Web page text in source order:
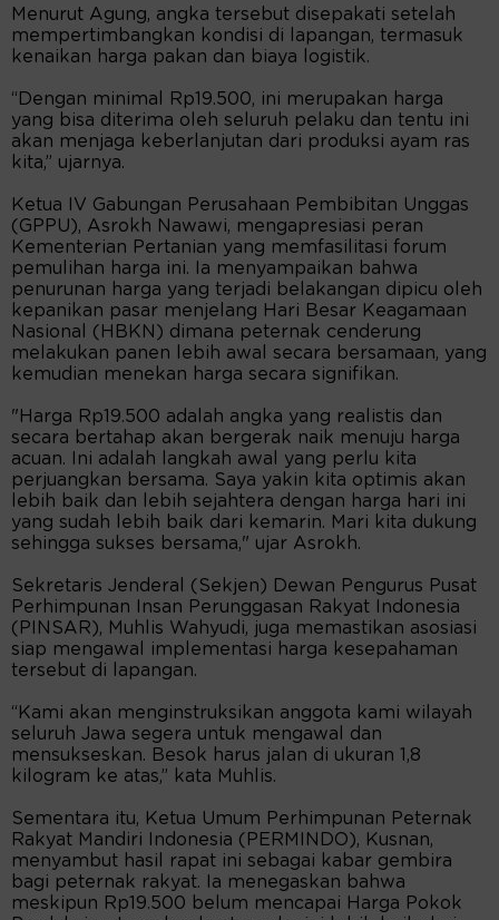
Menurut Agung, angka tersebut disepakati setelah
mempertimbangkan kondisi di lapangan, termasuk
kenaikan harga pakan dan biaya logistik.
“Dengan minimal Rp19.500, ini merupakan harga
yang bisa diterima oleh seluruh pelaku dan tentu ini
akan menjaga keberlanjutan dari produksi ayam ras
kita,” ujarnya.
Ketua IV Gabungan Perusahaan Pembibitan Unggas
(GPPU), Asrokh Nawawi, mengapresiasi peran
Kementerian Pertanian yang memfasilitasi forum
pemulihan harga ini. Ia menyampaikan bahwa
penurunan harga yang terjadi belakangan dipicu oleh
kepanikan pasar menjelang Hari Besar Keagamaan
Nasional (HBKN) dimana peternak cenderung
melakukan panen lebih awal secara bersamaan, yang
kemudian menekan harga secara signifikan.
"Harga Rp19.500 adalah angka yang realistis dan
secara bertahap akan bergerak naik menuju harga
acuan. Ini adalah langkah awal yang perlu kita
perjuangkan bersama. Saya yakin kita optimis akan
lebih baik dan lebih sejahtera dengan harga hari ini
yang sudah lebih baik dari kemarin. Mari kita dukung
sehingga sukses bersama," ujar Asrokh.
Sekretaris Jenderal (Sekjen) Dewan Pengurus Pusat
Perhimpunan Insan Perunggasan Rakyat Indonesia
(PINSAR), Muhlis Wahyudi, juga memastikan asosiasi
siap mengawal implementasi harga kesepahaman
tersebut di lapangan.
“Kami akan menginstruksikan anggota kami wilayah
seluruh Jawa segera untuk mengawal dan
mensukseskan. Besok harus jalan di ukuran 1,8
kilogram ke atas,” kata Muhlis.
Sementara itu, Ketua Umum Perhimpunan Peternak
Rakyat Mandiri Indonesia (PERMINDO), Kusnan,
menyambut hasil rapat ini sebagai kabar gembira
bagi peternak rakyat. Ia menegaskan bahwa
meskipun Rp19.500 belum mencapai Harga Pokok